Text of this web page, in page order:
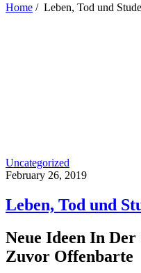
Home / Leben, Tod und
Uncategorized
February 26, 2019
Leben, Tod und
Neue Ideen In Der
Zuvor Offenbarte